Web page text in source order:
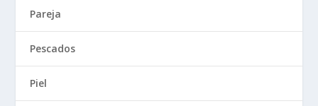
Pareja
Pescados
Piel